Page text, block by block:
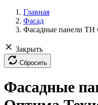
Главная
Фасад
Фасадные панели ТН
Закрыть
Сбросить
Фасадные